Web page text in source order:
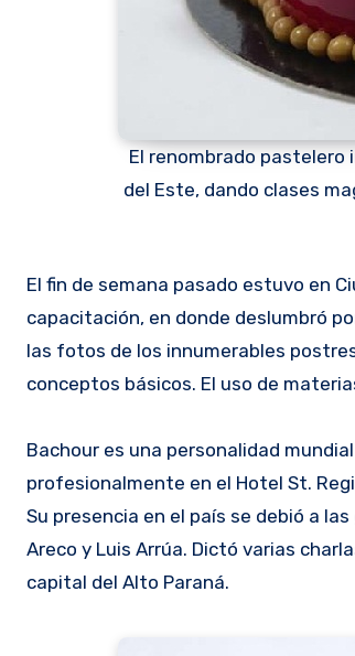
El renombrado pastelero
del Este, dando clases
El fin de semana pasado estuvo en Ciudad del Este, el renombrado pastelero Antonio Bachour, haciendo un curso de
capacitación, en donde deslumbró
las fotos de los innumerables
conceptos básicos. El uso de
Bachour es una personalidad
profesionalmente en el Hotel St.
Su presencia en el país se debió a
Areco y Luis Arrúa. Dictó varias
capital del Alto Paraná.